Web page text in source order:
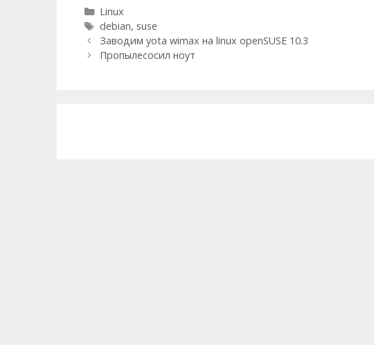
Categories
Linux
Tags
debian, suse
Post
navigation
Заводим yota wimax на linux openSUSE 10.3
Пропылесосил ноут